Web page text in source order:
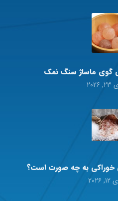
گوی ماساژ سنگ نمک
خوراکی به چه صورت است؟